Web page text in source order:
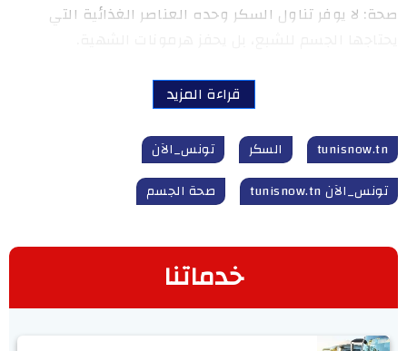
صحة: لا يوفر تناول السكر وحده العناصر الغذائية التي
قراءة المزيد
tunisnow.tn السكر
تونس_الآن
تونس_الآن tunisnow.tn
صحة الجسم
خدماتنا